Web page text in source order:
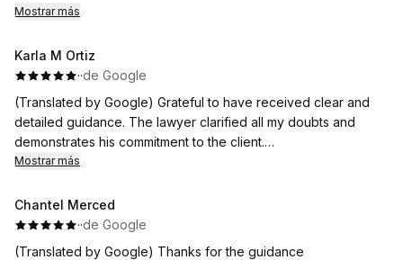
(Original)
familia Carire.
Mostrar más
Karla M Ortiz
··de Google
(Translated by Google) Grateful to have received clear and
detailed guidance. The lawyer clarified all my doubts and
demonstrates his commitment to the client.
Agradecida de haber recibido una orientación clara y al
detalle. El licenciado aclaró todas mis dudas y demuestra su
Mostrar más
Chantel Merced
··de Google
(Translated by Google) Thanks for the guidance